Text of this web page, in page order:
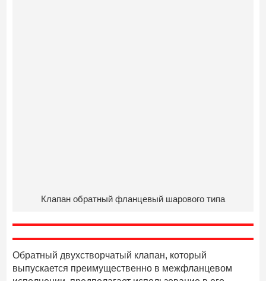
Клапан обратный фланцевый шарового типа
Обратный двухстворчатый клапан, который
выпускается преимущественно в межфланцевом